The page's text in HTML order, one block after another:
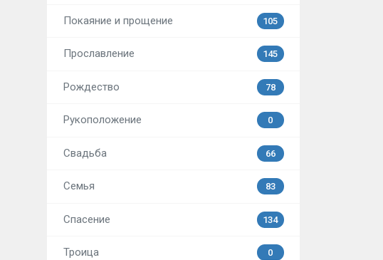
Покаяние и прощение 105
Прославление 145
Рождество 78
Рукоположение 0
Свадьба 66
Семья 83
Спасение 134
Троица 0